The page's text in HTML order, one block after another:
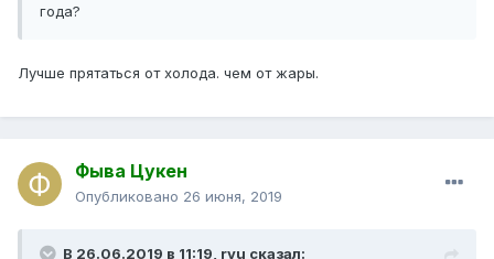
года?
Лучше прятаться от холода. чем от жары.
Фыва Цукен
Опубликовано 26 июня, 2019
В 26.06.2019 в 11:19, rvu сказал: